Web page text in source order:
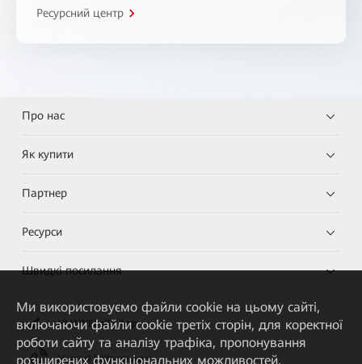
Ресурсний центр
Про нас
Як купити
Партнер
Ресурси
Швидкі посилання
HUAWEI eKit App
Huawei HiKnow App
Ми використовуємо файли cookie на цьому сайті,
включаючи файли cookie третіх сторін, для коректної
роботи сайту та аналізу трафіка, пропонування
розширених функціональних можливостей,